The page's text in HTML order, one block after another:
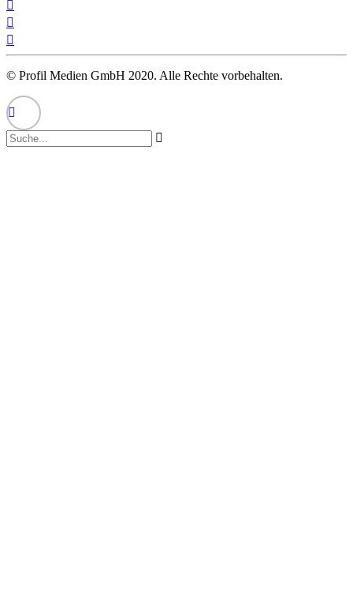
© Profil Medien GmbH 2020. Alle Rechte vorbehalten.